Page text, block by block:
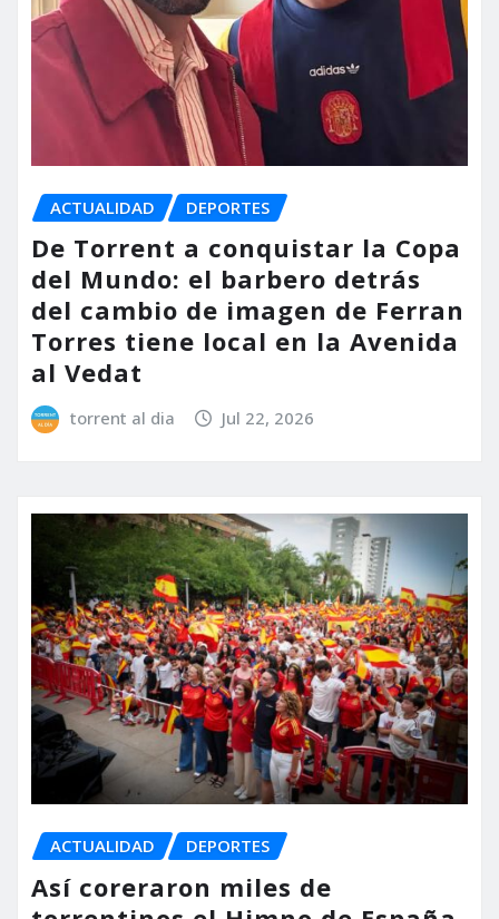
ACTUALIDAD DEPORTES
De Torrent a conquistar la Copa
del Mundo: el barbero detrás
del cambio de imagen de Ferran
Torres tiene local en la Avenida
al Vedat
torrent al dia Jul 22, 2026
ACTUALIDAD DEPORTES
Así coreraron miles de